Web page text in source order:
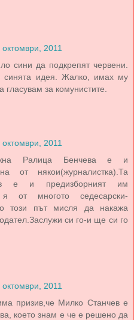
2011
сини да подкрепят червени.
синята идея. Жалко, имах му
за комунистите.
2011
Ралица Бенчева е и
от някои(журналистка).Та
е и предизборният им
я от многото седесарски-
този път мисля да накажа
си го-и ще си го
2011
призив,че Милко Станчев е
което знам е че е решено да